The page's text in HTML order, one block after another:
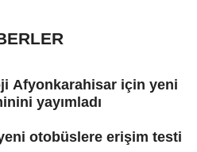
Afyonkarahisar için yeni
yayımladı
otobüslere erişim testi